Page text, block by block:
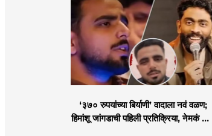
‘३७० रुपयांच्या बिर्याणी’ वादाला नवं वळण;
हिमांशू जांगडाची पहिली प्रतिक्रिया, नेमकं काय